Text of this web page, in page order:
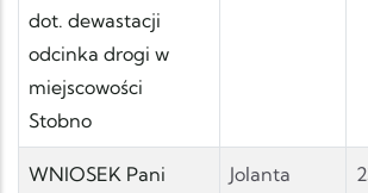
dot. dewastacji
odcinka drogi w
miejscowości
Stobno
WNIOSEK Pani
Jolanta